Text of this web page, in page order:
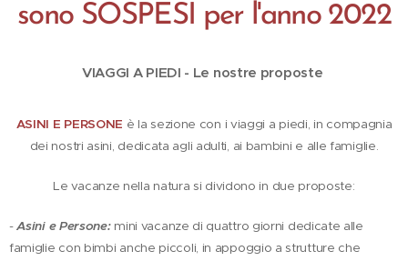
sono SOSPESI per l'anno 2022
VIAGGI A PIEDI - Le nostre proposte
ASINI E PERSONE è la sezione con i viaggi a piedi, in compagnia
dei nostri asini, dedicata agli adulti, ai bambini e alle famiglie.
Le vacanze nella natura si dividono in due proposte:
-Asini e Persone:mini vacanze di quattro giorni dedicate alle
famiglie con bimbi anche piccoli, in appoggio a strutture che